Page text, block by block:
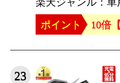
ポイント
10倍
23